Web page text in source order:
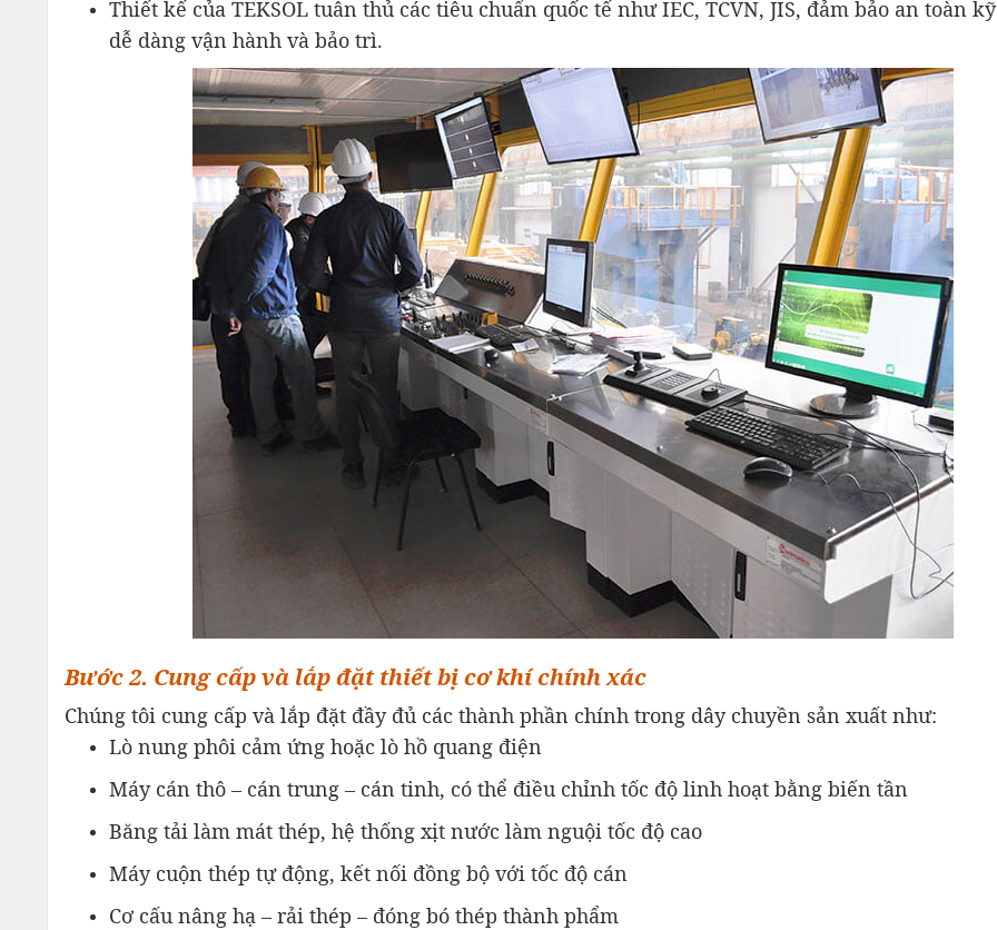
Thiết kế của TEKSOL tuân thủ các tiêu chuẩn quốc tế như IEC, TCVN, JIS, đảm bảo an toàn
dễ dàng vận hành và bảo trì.
Bước 2. Cung cấp và lắp đặt thiết bị cơ khí chính xác
Chúng tôi cung cấp và lắp đặt đầy đủ các thành phần chính trong dây chuyền sản xuất như:
Lò nung phôi cảm ứng hoặc lò hồ quang điện
Máy cán thô – cán trung – cán tinh, có thể điều chỉnh tốc độ linh hoạt bằng biến tần
Băng tải làm mát thép, hệ thống xịt nước làm nguội tốc độ cao
Máy cuộn thép tự động, kết nối đồng bộ với tốc độ cán
Cơ cấu nâng hạ – rải thép – đóng bó thép thành phẩm